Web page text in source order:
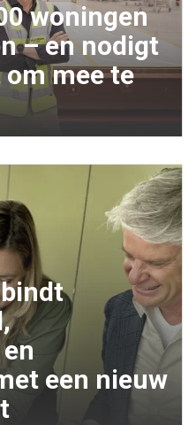
woningen
– en nodigt
mee te
een nieuw